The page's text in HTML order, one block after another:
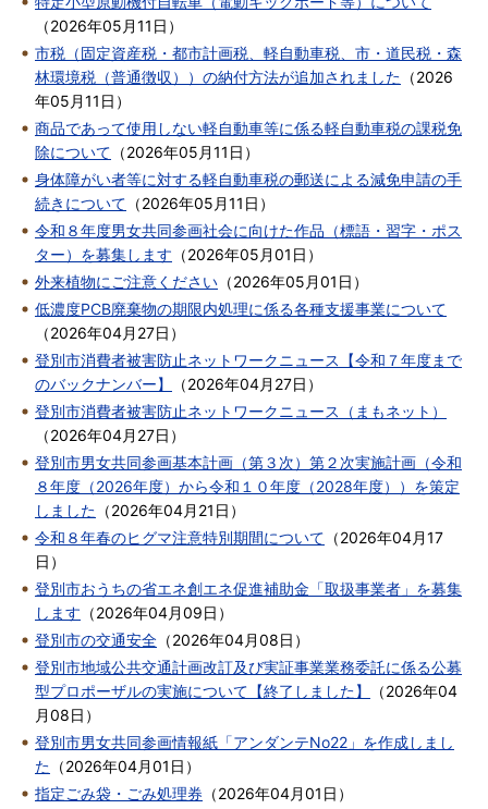
（2026年05月11日 ）
市税（固定資産税・都市計画税、軽自動車税、市・道民税・森
林環境税（普通徴収））の納付方法が追加されました （2026
年05月11日 ）
商品であって使用しない軽自動車等に係る軽自動車税の課税免
除について （2026年05月11日 ）
身体障がい者等に対する軽自動車税の郵送による減免申請の手
続きについて （2026年05月11日 ）
令和８年度男女共同参画社会に向けた作品（標語・習字・ポス
ター）を募集します （2026年05月01日 ）
外来植物にご注意ください （2026年05月01日 ）
低濃度PCB廃棄物の期限内処理に係る各種支援事業について
（2026年04月27日 ）
登別市消費者被害防止ネットワークニュース【令和７年度まで
のバックナンバー】
（2026年04月27日 ）
登別市消費者被害防止ネットワークニュース（まもネット）
（2026年04月27日 ）
登別市男女共同参画基本計画（第３次）第２次実施計画（令和
８年度（2026年度）から令和１０年度（2028年度））を策定
しました （2026年04月21日 ）
令和８年春のヒグマ注意特別期間について （2026年04月17
日 ）
登別市おうちの省エネ創エネ促進補助金「取扱事業者」を募集
します （2026年04月09日 ）
登別市の交通安全 （2026年04月08日 ）
登別市地域公共交通計画改訂及び実証事業業務委託に係る公募
型プロポーザルの実施について【終了しました】
（2026年04
月08日 ）
登別市男女共同参画情報紙「アンダンテNo22」を作成しまし
た （2026年04月01日 ）
指定ごみ袋・ごみ処理券 （2026年04月01日 ）